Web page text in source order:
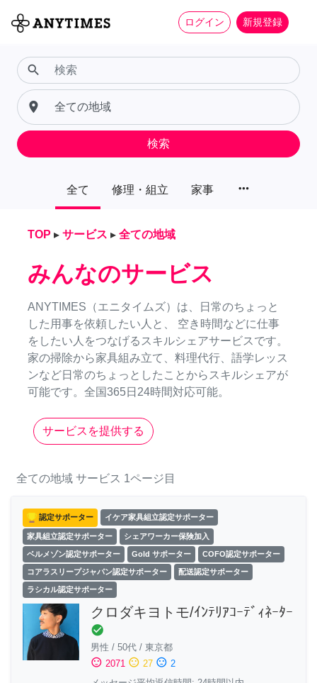
ログイン 新規登録
全て 修理・組立 家事 more_horiz
search
place
検索
TOP ▸ サービス ▸ 全ての地域
みんなのサービス
ANYTIMES（エニタイムズ）は、日常のちょっと
した用事を依頼したい人と、 空き時間などに仕事
をしたい人をつなげるスキルシェアサービスです。
家の掃除から家具組み立て、料理代行、語学レッス
ンなど日常のちょっとしたことからスキルシェアが
可能です。全国365日24時間対応可能。
サービスを提供する
全ての地域 サービス 1ページ目
認定サポーター イケア家具組立認定サポーター
家具組立認定サポーター シェアワーカー保険加入
ベルメゾン認定サポーター Gold サポーター COFO認定サポーター
コアラスリープジャパン認定サポーター 配送認定サポーター
ラシカル認定サポーター
クロダキヨトモ/ｲﾝﾃﾘｱｺｰﾃﾞｨﾈｰﾀｰ
check_circle
男性 / 50代 / 東京都
sentiment_satisfied 2071 sentiment_neutral 27 sentiment_dissatisfied 2